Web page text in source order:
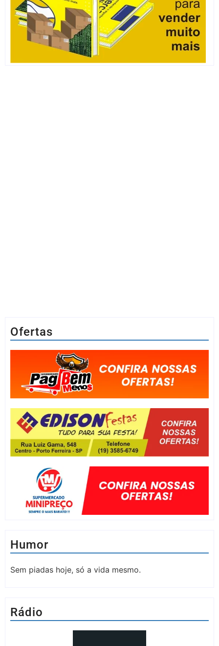
Ofertas
Humor
Sem piadas hoje, só a vida mesmo.
Rádio